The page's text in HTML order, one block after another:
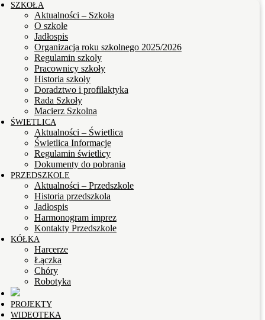
SZKOŁA
Aktualności – Szkoła
O szkole
Jadłospis
Organizacja roku szkolnego 2025/2026
Regulamin szkoly
Pracownicy szkoły
Historia szkoły
Doradztwo i profilaktyka
Rada Szkoły
Macierz Szkolna
ŚWIETLICA
Aktualności – Świetlica
Świetlica Informacje
Regulamin świetlicy
Dokumenty do pobrania
PRZEDSZKOLE
Aktualności – Przedszkole
Historia przedszkola
Jadłospis
Harmonogram imprez
Kontakty Przedszkole
KÓŁKA
Harcerze
Łączka
Chóry
Robotyka
PROJEKTY
WIDEOTEKA